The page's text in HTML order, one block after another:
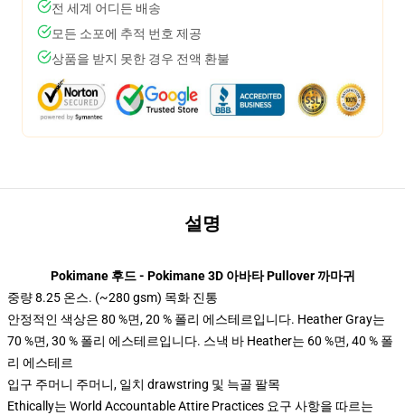
전 세계 어디든 배송
모든 소포에 추적 번호 제공
상품을 받지 못한 경우 전액 환불
설명
Pokimane 후드 - Pokimane 3D 아바타 Pullover 까마귀
중량 8.25 온스. (~280 gsm) 목화 진통
안정적인 색상은 80 %면, 20 % 폴리 에스테르입니다. Heather Gray는
70 %면, 30 % 폴리 에스테르입니다. 스낵 바 Heather는 60 %면, 40 % 폴
리 에스테르
입구 주머니 주머니, 일치 drawstring 및 늑골 팔목
Ethically는 World Accountable Attire Practices 요구 사항을 따르는